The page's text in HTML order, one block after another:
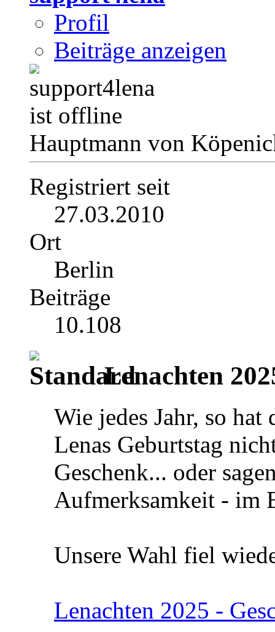
Profil
Beiträge anzeigen
Hauptmann von
Registriert seit
27.03.2010
Ort
Berlin
Beiträge
10.108
Lenachten
Wie jedes Jahr, so hat
Lenas Geburtstag
Geschenk... oder
Aufmerksamkeit - im
Unsere Wahl fiel
Lenachten 2025 -